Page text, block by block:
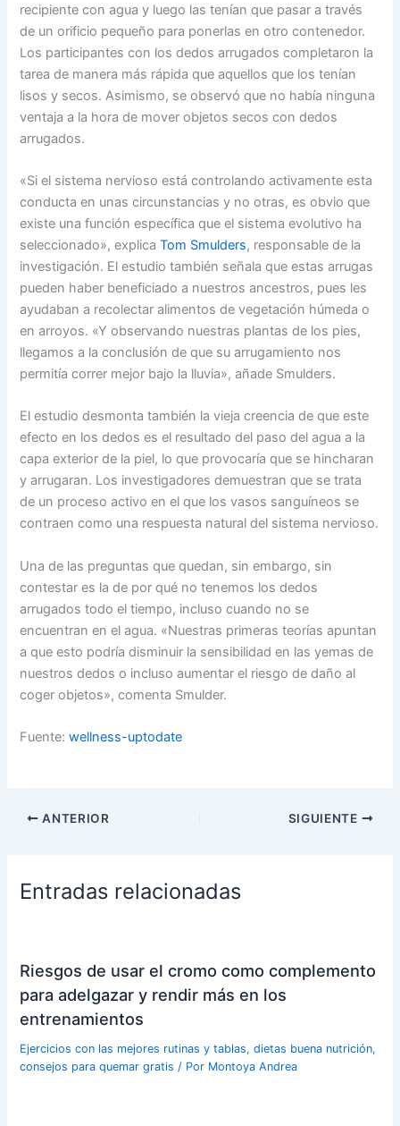
recipiente con agua y luego las tenían que pasar a través
de un orificio pequeño para ponerlas en otro contenedor.
Los participantes con los dedos arrugados completaron la
tarea de manera más rápida que aquellos que los tenían
lisos y secos. Asimismo, se observó que no había ninguna
ventaja a la hora de mover objetos secos con dedos
arrugados.
«Si el sistema nervioso está controlando activamente esta
conducta en unas circunstancias y no otras, es obvio que
existe una función específica que el sistema evolutivo ha
seleccionado», explicaTom Smulders, responsable de la
investigación. El estudio también señala que estas arrugas
pueden haber beneficiado a nuestros ancestros, pues les
ayudaban a recolectar alimentos de vegetación húmeda o
en arroyos. «Y observando nuestras plantas de los pies,
llegamos a la conclusión de que su arrugamiento nos
permitía correr mejor bajo la lluvia», añade Smulders.
El estudio desmonta también la vieja creencia de que este
efecto en los dedos es el resultado del paso del agua a la
capa exterior de la piel, lo que provocaría que se hincharan
y arrugaran. Los investigadores demuestran que se trata
de un proceso activo en el que los vasos sanguíneos se
contraen como una respuesta natural del sistema nervioso.
Una de las preguntas que quedan, sin embargo, sin
contestar es la de por qué no tenemos los dedos
arrugados todo el tiempo, incluso cuando no se
encuentran en el agua. «Nuestras primeras teorías apuntan
a que esto podría disminuir la sensibilidad en las yemas de
nuestros dedos o incluso aumentar el riesgo de daño al
coger objetos», comenta Smulder.
Fuente:wellness-uptodate
ANTERIOR SIGUIENTE
Entradas relacionadas
Riesgos de usar el cromo como complemento
para adelgazar y rendir más en los
entrenamientos
Ejercicios con las mejores rutinas y tablas, dietas buena nutrición,
consejos para quemar gratis / Por Montoya Andrea